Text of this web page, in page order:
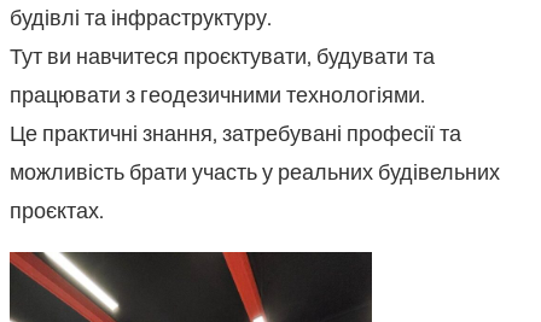
будівлі та інфраструктуру.
Тут ви навчитеся проєктувати, будувати та
працювати з геодезичними технологіями.
Це практичні знання, затребувані професії та
можливість брати участь у реальних будівельних
проєктах.